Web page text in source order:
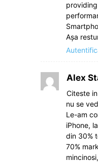
Așa
Alex
Citeste
nu se
Le-am
iPhone,
din 30%
70%